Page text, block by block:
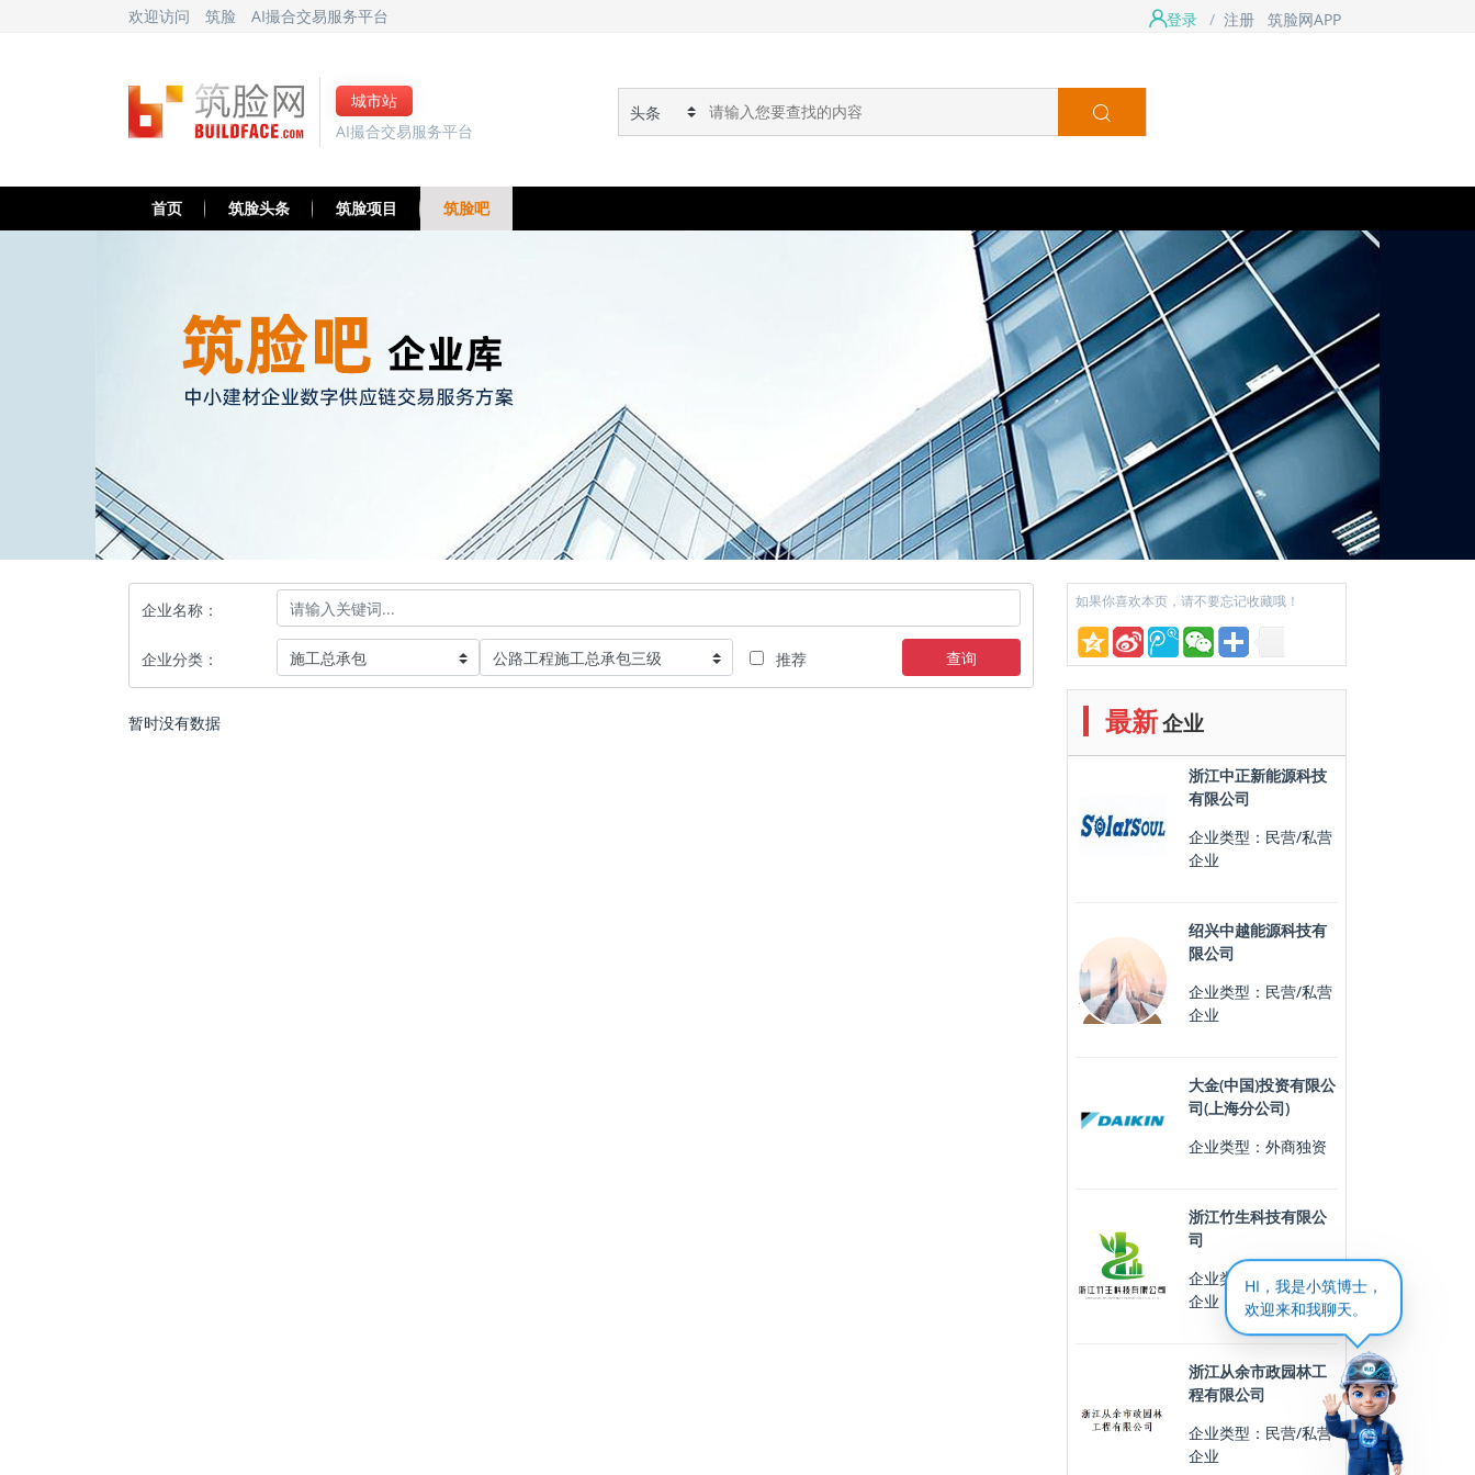
HI，我是小筑博士，
欢迎来和我聊天。
欢迎访问 筑脸 AI撮合交易服务平台 登录 / 注册 筑脸网APP
城市站
AI撮合交易服务平台
首页 筑脸头条 筑脸项目 筑脸吧
企业名称：
企业分类： 推荐 查询
暂时没有数据
如果你喜欢本页，请不要忘记收藏哦！
最新企业
浙江中正新能源科技
有限公司
企业类型：民营/私营
企业
绍兴中越能源科技有
限公司
企业类型：民营/私营
企业
大金(中国)投资有限公
司(上海分公司)
企业类型：外商独资
浙江竹生科技有限公
司
企业类型：民营/私营
企业
浙江从余市政园林工
程有限公司
企业类型：民营/私营
企业